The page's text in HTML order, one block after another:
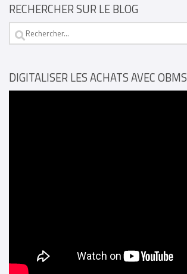
RECHERCHER SUR LE BLOG
Rechercher :
DIGITALISER LES ACHATS AVEC OBMS